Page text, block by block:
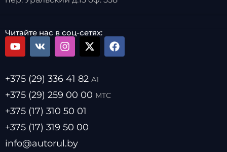
Читайте нас в соц-сетях:
+375 (29) 336 41 82 А1
+375 (29) 259 00 00 МТС
+375 (17) 310 50 01
+375 (17) 319 50 00
info@autorul.by